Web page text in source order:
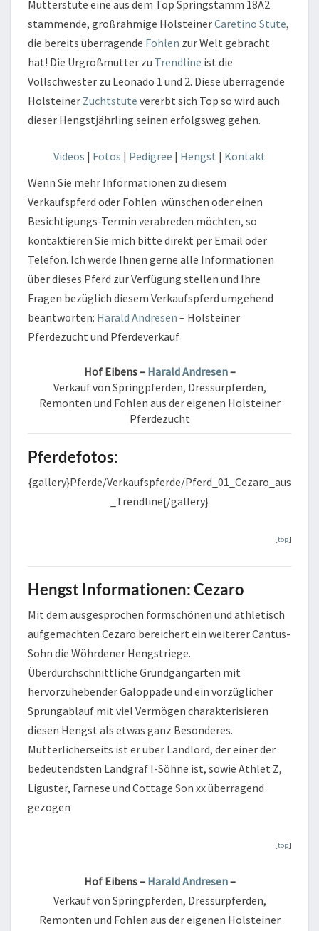
Mutterstute eine aus dem Top Springstamm 18A2
stammende, großrahmige HolsteinerCaretino Stute,
die bereits überragende Fohlen zur Welt gebracht
hat! Die Urgroßmutter zu Trendline ist die
Vollschwester zu Leonado 1 und 2. Diese überragende
Holsteiner Zuchtstute vererbt sich Top so wird auch
dieser Hengstjährling seinen erfolgsweg gehen.
Videos | Fotos | Pedigree | Hengst | Kontakt
Wenn Sie mehr Informationen zu diesem
Verkaufspferd oder Fohlen wünschen oder einen
Besichtigungs-Termin verabreden möchten, so
kontaktieren Sie mich bitte direkt per Email oder
Telefon. Ich werde Ihnen gerne alle Informationen
über dieses Pferd zur Verfügung stellen und Ihre
Fragen bezüglich diesem Verkaufspferd umgehend
beantworten: Harald Andresen – Holsteiner
Pferdezucht und Pferdeverkauf
Hof Eibens – Harald Andresen–
Verkauf von Springpferden, Dressurpferden,
Remonten und Fohlen aus der eigenen Holsteiner
Pferdezucht
Pferdefotos:
{gallery}Pferde/Verkaufspferde/Pferd_01_Cezaro_aus
_Trendline{/gallery}
[top]
Hengst Informationen: Cezaro
Mit dem ausgesprochen formschönen und athletisch
aufgemachten Cezaro bereichert ein weiterer Cantus-
Sohn die Wöhrdener Hengstriege.
Überdurchschnittliche Grundgangarten mit
hervorzuhebender Galoppade und ein vorzüglicher
Sprungablauf mit viel Vermögen charakterisieren
diesen Hengst als etwas ganz Besonderes.
Mütterlicherseits ist er über Landlord, der einer der
bedeutendsten Landgraf I-Söhne ist, sowie Athlet Z,
Liguster, Farnese und Cottage Son xx überragend
gezogen
[top]
Hof Eibens – Harald Andresen–
Verkauf von Springpferden, Dressurpferden,
Remonten und Fohlen aus der eigenen Holsteiner